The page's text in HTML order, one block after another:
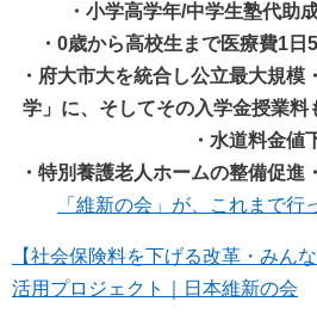
・小学高学年/中学生塾代助
・0歳から高校生まで医療費1
・府大市大を統合し公立最大規模
学」に、そしてその入学金授業料
・水道料金値
・特別養護老人ホームの整備促進
「維新の会」が、これまで行
【社会保険料を下げる改革・みん
活用プロジェクト｜日本維新の会